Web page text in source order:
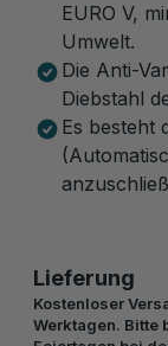
EURO V,
Umwelt.
Die Anti-
Diebstahl
Es besteht
Lieferung
Kostenloser
Werktagen. Bitte